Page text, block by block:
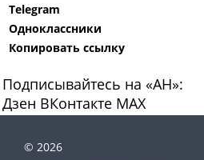
Telegram
Одноклассники
Копировать ссылку
Подписывайтесь на «АН»:
Дзен ВКонтакте МАХ
© 2026